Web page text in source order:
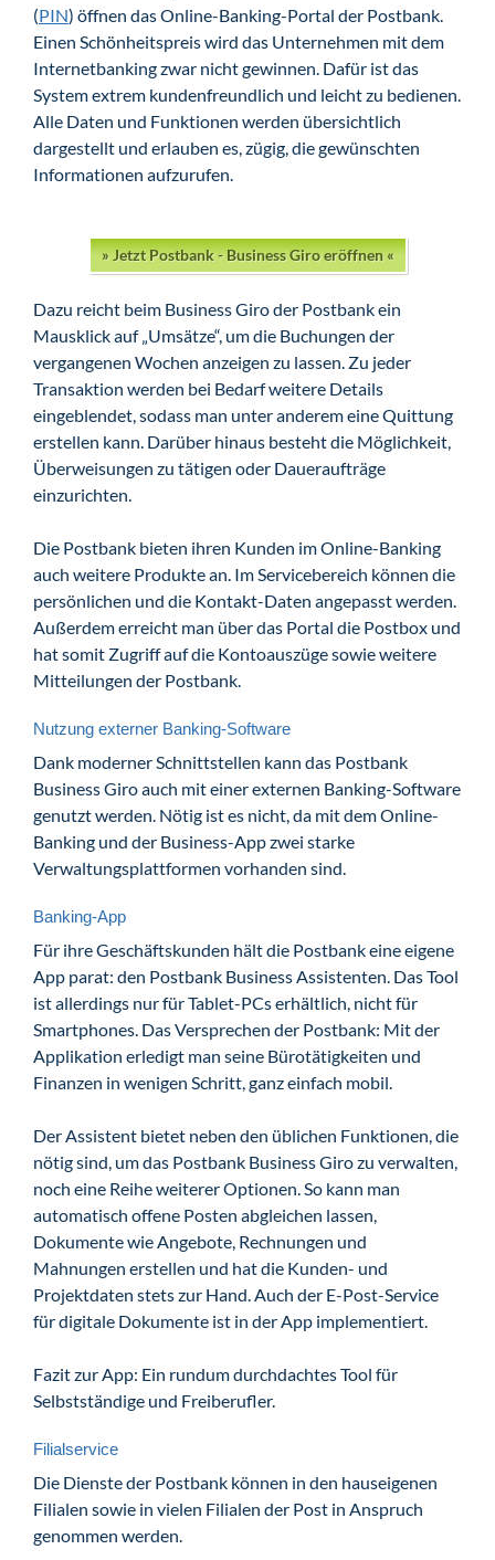
(PIN) öffnen das Online-Banking-Portal der Postbank.
Einen Schönheitspreis wird das Unternehmen mit dem
Internetbanking zwar nicht gewinnen. Dafür ist das
System extrem kundenfreundlich und leicht zu bedienen.
Alle Daten und Funktionen werden übersichtlich
dargestellt und erlauben es, zügig, die gewünschten
Informationen aufzurufen.
» Jetzt Postbank - Business Giro eröffnen «
Dazu reicht beim Business Giro der Postbank ein
Mausklick auf „Umsätze“, um die Buchungen der
vergangenen Wochen anzeigen zu lassen. Zu jeder
Transaktion werden bei Bedarf weitere Details
eingeblendet, sodass man unter anderem eine Quittung
erstellen kann. Darüber hinaus besteht die Möglichkeit,
Überweisungen zu tätigen oder Daueraufträge
einzurichten.
Die Postbank bieten ihren Kunden im Online-Banking
auch weitere Produkte an. Im Servicebereich können die
persönlichen und die Kontakt-Daten angepasst werden.
Außerdem erreicht man über das Portal die Postbox und
hat somit Zugriff auf die Kontoauszüge sowie weitere
Mitteilungen der Postbank.
Nutzung externer Banking-Software
Dank moderner Schnittstellen kann das Postbank
Business Giro auch mit einer externen Banking-Software
genutzt werden. Nötig ist es nicht, da mit dem Online-
Banking und der Business-App zwei starke
Verwaltungsplattformen vorhanden sind.
Banking-App
Für ihre Geschäftskunden hält die Postbank eine eigene
App parat: den Postbank Business Assistenten. Das Tool
ist allerdings nur für Tablet-PCs erhältlich, nicht für
Smartphones. Das Versprechen der Postbank: Mit der
Applikation erledigt man seine Bürotätigkeiten und
Finanzen in wenigen Schritt, ganz einfach mobil.
Der Assistent bietet neben den üblichen Funktionen, die
nötig sind, um das Postbank Business Giro zu verwalten,
noch eine Reihe weiterer Optionen. So kann man
automatisch offene Posten abgleichen lassen,
Dokumente wie Angebote, Rechnungen und
Mahnungen erstellen und hat die Kunden- und
Projektdaten stets zur Hand. Auch der E-Post-Service
für digitale Dokumente ist in der App implementiert.
Fazit zur App: Ein rundum durchdachtes Tool für
Selbstständige und Freiberufler.
Filialservice
Die Dienste der Postbank können in den hauseigenen
Filialen sowie in vielen Filialen der Post in Anspruch
genommen werden.